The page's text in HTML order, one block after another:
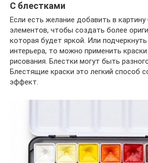
С блестками
Если есть желание добавить в
элементов, чтобы создать более
которая будет яркой. Или
интерьера, то можно применить
рисования. Блестки могут быть
Блестящие краски это легкий способ
эффект.